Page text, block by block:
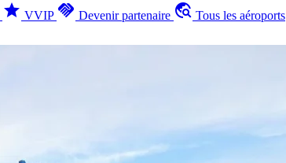
star VVIP handshake Devenir partenaire travel_explore Tous les aéroports